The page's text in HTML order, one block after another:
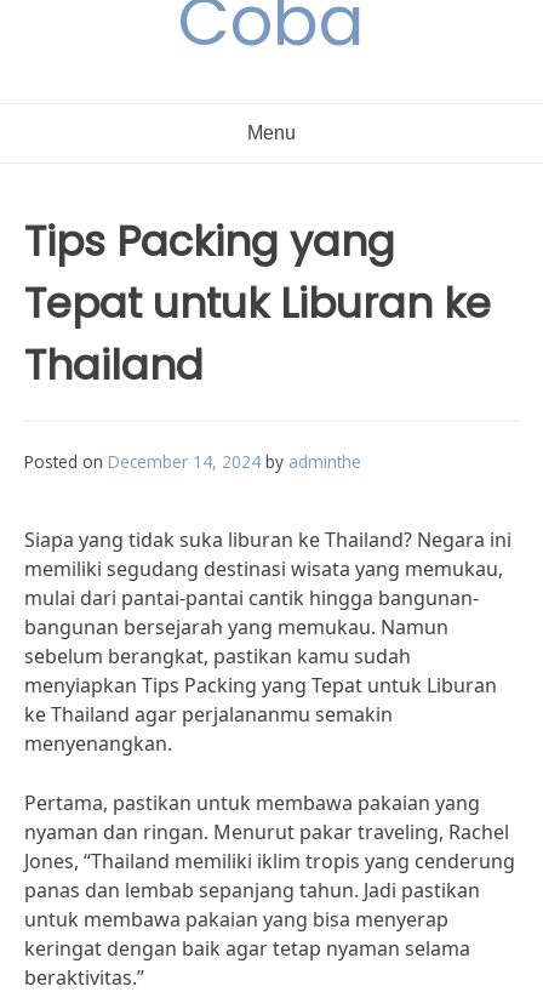
Coba
Menu
Tips Packing yang
Tepat untuk Liburan ke
Thailand
Posted on December 14, 2024 by adminthe
Siapa yang tidak suka liburan ke Thailand? Negara ini
memiliki segudang destinasi wisata yang memukau,
mulai dari pantai-pantai cantik hingga bangunan-
bangunan bersejarah yang memukau. Namun
sebelum berangkat, pastikan kamu sudah
menyiapkan Tips Packing yang Tepat untuk Liburan
ke Thailand agar perjalananmu semakin
menyenangkan.
Pertama, pastikan untuk membawa pakaian yang
nyaman dan ringan. Menurut pakar traveling, Rachel
Jones, “Thailand memiliki iklim tropis yang cenderung
panas dan lembab sepanjang tahun. Jadi pastikan
untuk membawa pakaian yang bisa menyerap
keringat dengan baik agar tetap nyaman selama
beraktivitas.”